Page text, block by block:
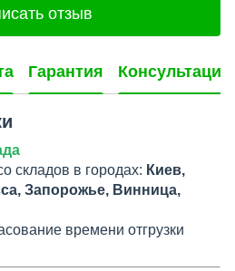
отзыв
Гарантия Консультация
складов в городах: Киев,
Запорожье, Винница,
времени отгрузки